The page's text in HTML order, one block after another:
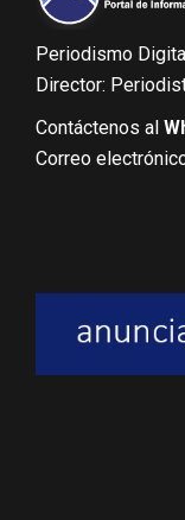
Periodismo
Director:
Contáctenos al
Correo